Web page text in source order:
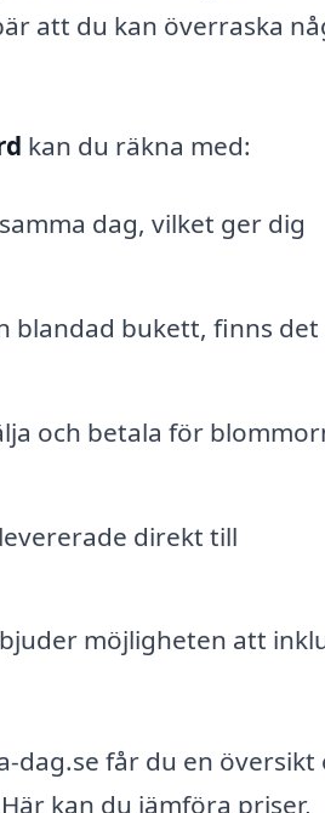
att du kan överraska
kan du räkna med:
dag, vilket ger dig
blandad bukett, finns det
och betala för
direkt till
möjligheten att
dag.se får du en översikt
kan du jämföra priser,